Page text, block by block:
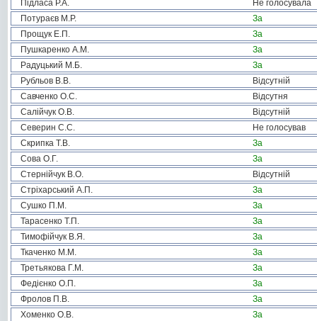
Підласа Р.А.
Не голосувала
Потураєв М.Р.
За
Прощук Е.П.
За
Пушкаренко А.М.
За
Радуцький М.Б.
За
Рубльов В.В.
Відсутній
Савченко О.С.
Відсутня
Салійчук О.В.
Відсутній
Северин С.С.
Не голосував
Скрипка Т.В.
За
Сова О.Г.
За
Стернійчук В.О.
Відсутній
Стріхарський А.П.
За
Сушко П.М.
За
Тарасенко Т.П.
За
Тимофійчук В.Я.
За
Ткаченко М.М.
За
Третьякова Г.М.
За
Федієнко О.П.
За
Фролов П.В.
За
Хоменко О.В.
За